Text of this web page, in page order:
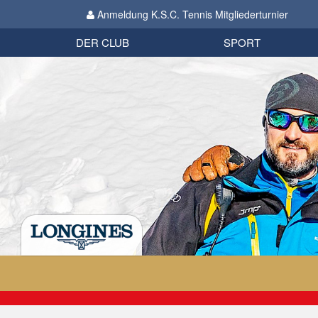
Anmeldung K.S.C. Tennis Mitgliederturnier
DER CLUB
Organisation
SPORT
Biathlon
Datenschutzverordnung 2018
Impressum